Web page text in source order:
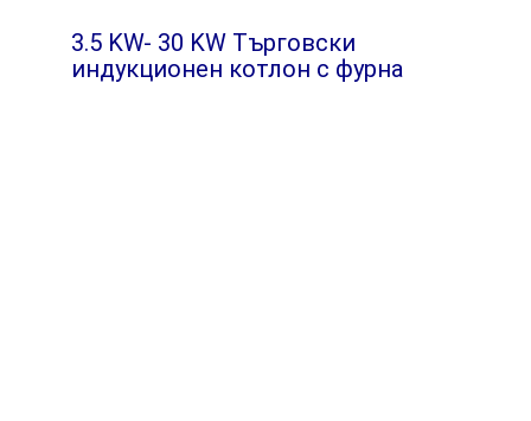
Котли
Брат тигани
3.5 KW- 30 KW Търговски
индукционен котлон с фурна